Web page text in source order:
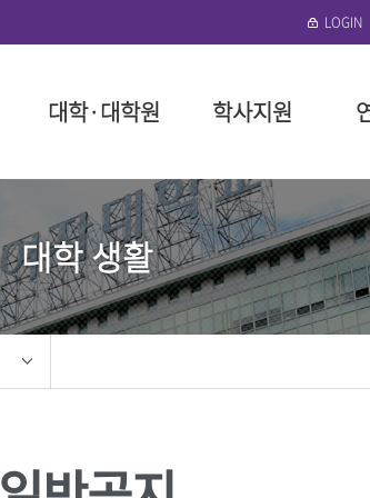
성신학원
성신학원 소개
임원 현황
이사회 회의록
정관 및 시행세칙
법인설치학교
성신비전
교육이념
성신 VISION
성신 이벤트
일반대학원 특수대학원
교육대학원
융합산업대학
대학·대학원
대학(미아운정그린)
인문융합예술대학
사회과학대학
자연과학대학
공과대학
간호대학
일반대학원
학사지원
학사 행정
대학요람
교육과정
학사제도 안내 동영상
수업
다전공
교직
장학 제도
장학금 지급
장학금 시행
신입생 장학
재학생 장학
뉴스레터 연구기관
외국인 입학 국제학부
돈암수정 편의시설
구내식당
복지편의시설
도서관
기숙사
생활관(난향원)
미아운정 편
구내식당
복지편의시설
도서관
성신건강관리
성신 미디어
대학 생활